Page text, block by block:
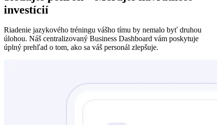
investícií
Riadenie jazykového tréningu vášho tímu by nemalo byť druhou
úlohou. Náš centralizovaný Business Dashboard vám poskytuje
úplný prehľad o tom, ako sa váš personál zlepšuje.